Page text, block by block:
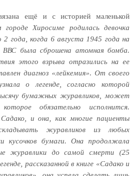
ещё и с историей маленькой
городе Хиросиме родилась девочка
2 года, когда 6 августа 1945 года на
ВВС была сброшена атомная бомба.
этого взрыва отразились на ее
диагноз «лейкемия». От своего
о легенде, согласно которой
бумажных журавликов, может
обязательно исполнится.
и она, как многие пациенты
журавликов из любых
кусочков бумаги. Она продолжала
журавлики до самой смерти (25
рассказанной в книге «Садако и